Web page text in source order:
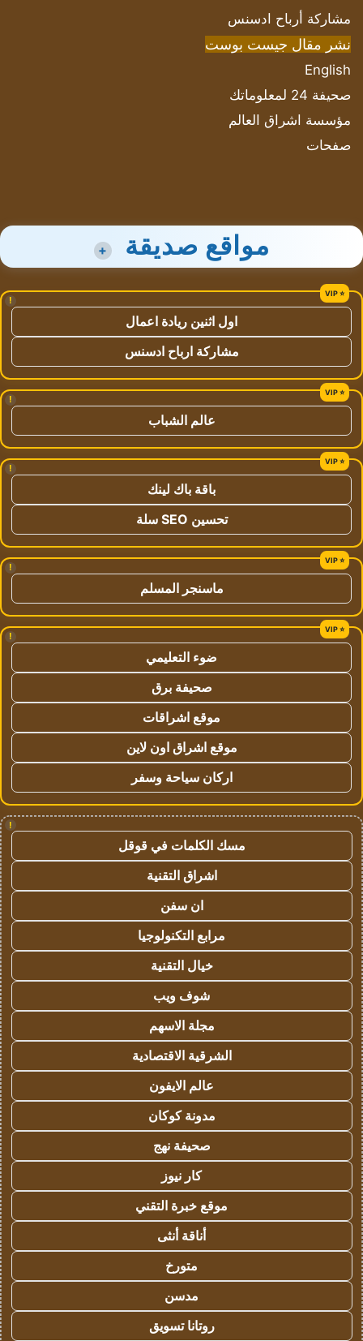
مشاركة أرباح ادسنس
نشر مقال جيست بوست
English
صحيفة 24 لمعلوماتك
مؤسسة اشراق العالم
صفحات
مواقع صديقة +
!
اول اثنين ريادة اعمال
مشاركة ارباح ادسنس
!
عالم الشباب
!
باقة باك لينك
تحسين SEO سلة
!
ماسنجر المسلم
!
ضوء التعليمي
صحيفة برق
موقع اشراقات
موقع اشراق اون لاين
اركان سياحة وسفر
!
مسك الكلمات في قوقل
اشراق التقنية
ان سفن
مرابع التكنولوجيا
خيال التقنية
شوف ويب
مجلة الاسهم
الشرقية الاقتصادية
عالم الايفون
مدونة كوكان
صحيفة نهج
كار نيوز
موقع خبرة التقني
أناقة أنثى
متورخ
مدسن
روتانا تسويق